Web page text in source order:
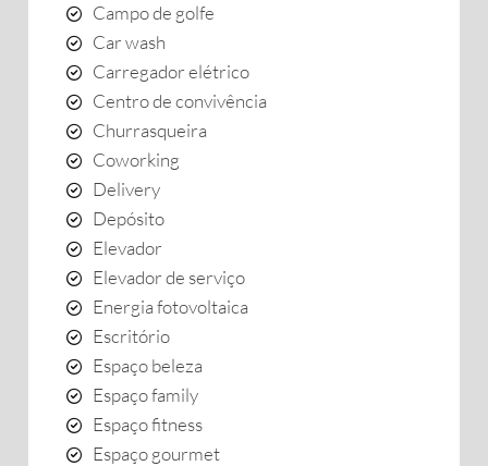
Campo de golfe
Car wash
Carregador elétrico
Centro de convivência
Churrasqueira
Coworking
Delivery
Depósito
Elevador
Elevador de serviço
Energia fotovoltaica
Escritório
Espaço beleza
Espaço family
Espaço fitness
Espaço gourmet